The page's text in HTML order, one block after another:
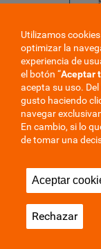
Aviso
Utilizamos
optimizar la
experiencia de
el botón “Aceptar
acepta su uso.
gusto haciendo
navegar
En cambio, si lo
de tomar una
Aceptar
Rechazar